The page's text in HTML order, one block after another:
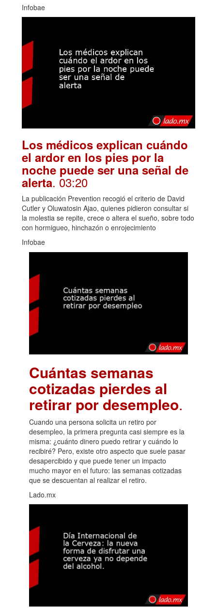
Infobae
Los médicos explican cuándo
el ardor en los pies por la
noche puede ser una señal de
alerta. 03:20
La publicación Prevention recogió el criterio de David
Cutler y Oluwatosin Ajao, quienes pidieron consultar si
la molestia se repite, crece o altera el sueño, sobre todo
con hormigueo, hinchazón o enrojecimiento
Infobae
Cuántas semanas
cotizadas pierdes al
retirar por desempleo.
Cuando una persona solicita un retiro por
desempleo, la primera pregunta casi siempre es la
misma: ¿cuánto dinero puedo retirar y cuándo lo
recibiré? Pero, existe otro aspecto que suele pasar
desapercibido y que puede tener un impacto
mucho mayor en el futuro: las semanas cotizadas
que se descuentan al realizar el retiro.
Lado.mx